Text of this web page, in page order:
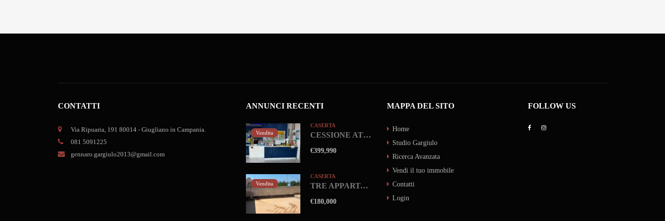
CONTATTI
Via Ripuaria, 191 80014 - Giugliano in Campania.
081 5091225
gennaro.gargiulo2013@gmail.com
ANNUNCI RECENTI
Vendita
CASERTA
CESSIONE ATTIVITA’ TABACCHERIA Marina Di Ischitella-Domitiana
€399,990
Vendita
CASERTA
TRE APPARTAMENTI CON TERRAZZO Castel Volturno-Domitiana
€180,000
MAPPA DEL SITO
Home
Studio Gargiulo
Ricerca Avanzata
Vendi il tuo immobile
Contatti
Login
FOLLOW US